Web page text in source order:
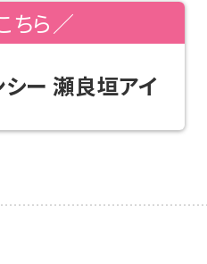
ちら／
ー 瀬良垣アイ